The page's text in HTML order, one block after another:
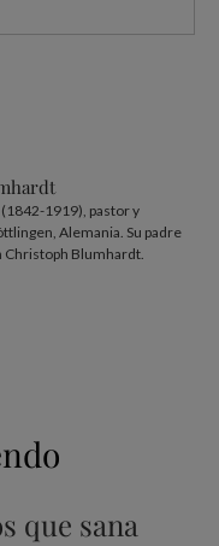
1919), pastor y
Alemania. Su padre
Christoph Blumhardt.
que sana